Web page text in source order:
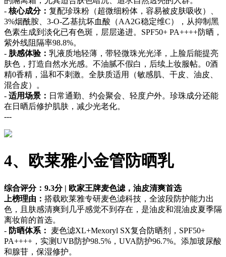
- 核心成分： 复配珍珠粉（超微细粉体，容易被皮肤吸收）、
3%烟酰胺、3-O-乙基抗坏血酸（AA2G稳定维C），从抑制黑
色素生成到淡化已有色斑，层层递进。SPF50+ PA++++防晒，
紫外线阻隔率98.8%。
- 肤感体验： 乳液质地轻薄，带轻微珠光光泽，上脸后能提亮
肤色，打造自然水光感。不油腻不假白，后续上妆服帖。0酒
精0香精，温和不刺激。全肤质适用（敏感肌、干皮、油皮、
混合皮）。
- 适用场景： 日常通勤、约会聚会、轻度户外。珍珠成分还能
在日晒后修护肌肤，减少光老化。
---
4、欧莱雅小金管防晒乳
综合评分：9.3分 | 欧家王牌麦色滤，油皮清爽首选
上榜理由： 搭载欧莱雅专研麦色滤科技，全波段防护能力出
色，且肤感清爽到几乎感觉不到存在，是油皮和混油皮夏季隔
离妆前的首选。
- 防晒体系：
麦色滤XL+Mexoryl SX复合防晒剂，SPF50+
PA++++，实测UVB防护98.5%，UVA防护96.7%。添加玻尿酸
和腺苷，保湿修护。